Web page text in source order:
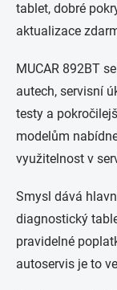
tablet, dobré
aktualizace
MUCAR 892BT
autech, servisní
testy a
modelům
využitelnost v
Smysl dává
diagnostický
pravidelné
autoservis je to